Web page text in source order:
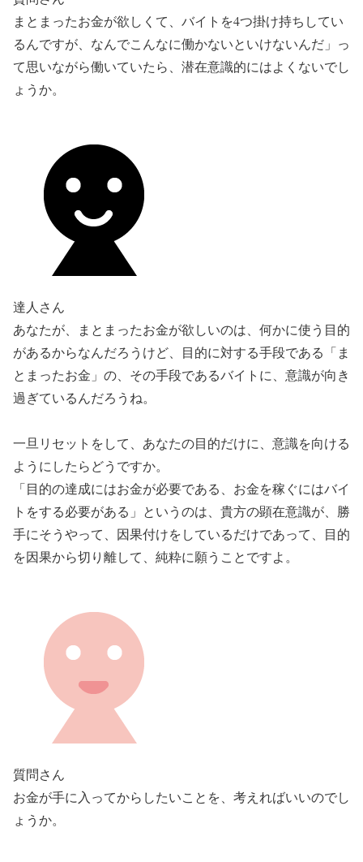
まとまったお金が欲しくて、バイトを4つ掛け持ちしてい
るんですが、なんでこんなに働かないといけないんだ」っ
て思いながら働いていたら、潜在意識的にはよくないでし
ょうか。
達人さん
あなたが、まとまったお金が欲しいのは、何かに使う目的
があるからなんだろうけど、目的に対する手段である「ま
とまったお金」の、その手段であるバイトに、意識が向き
過ぎているんだろうね。
一旦リセットをして、あなたの目的だけに、意識を向ける
ようにしたらどうですか。
「目的の達成にはお金が必要である、お金を稼ぐにはバイ
トをする必要がある」というのは、貴方の顕在意識が、勝
手にそうやって、因果付けをしているだけであって、目的
を因果から切り離して、純粋に願うことですよ。
質問さん
お金が手に入ってからしたいことを、考えればいいのでし
ょうか。